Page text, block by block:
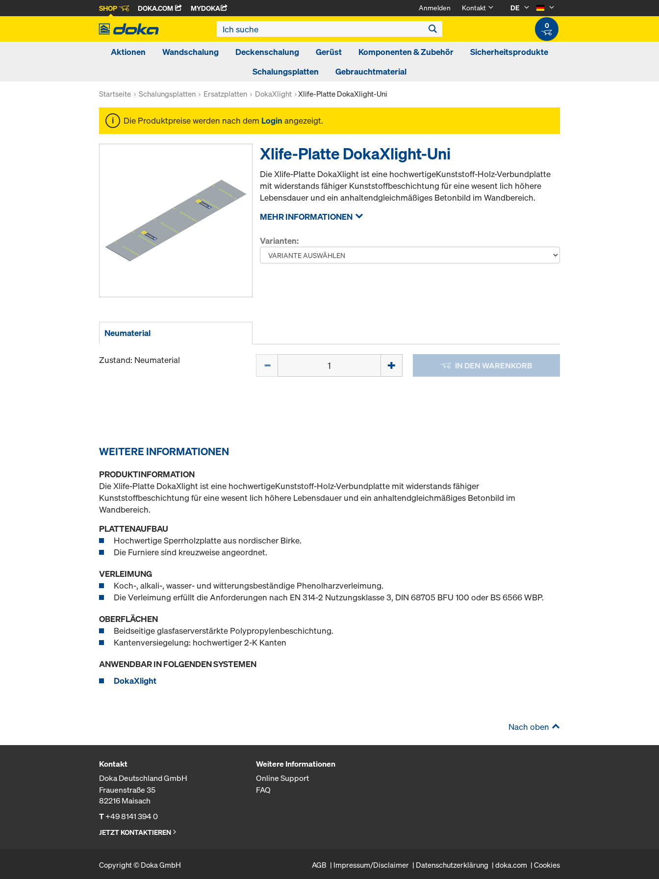
SHOP DOKA.COM MYDOKA Anmelden Kontakt
DE
0
Aktionen Wandschalung Deckenschalung Gerüst Komponenten & Zubehör
Sicherheitsprodukte
Schalungsplatten
Gebrauchtmaterial
Startseite Schalungsplatten Ersatzplatten DokaXlight Xlife-Platte DokaXlight-Uni
Die Produktpreise werden nach dem Login angezeigt.
Xlife-Platte DokaXlight-Uni
Die Xlife-Platte DokaXlight ist eine hochwertigeKunststoff-Holz-Verbundplatte
mit widerstands fähiger Kunststoffbeschichtung für eine wesent lich höhere
Lebensdauer und ein anhaltendgleichmäßiges Betonbild im Wandbereich.
MEHR INFORMATIONEN
Varianten:
Neumaterial
Zustand: Neumaterial IN DEN WARENKORB
WEITERE INFORMATIONEN
PRODUKTINFORMATION
Die Xlife-Platte DokaXlight ist eine hochwertigeKunststoff-Holz-Verbundplatte mit widerstands fähiger
Kunststoffbeschichtung für eine wesent lich höhere Lebensdauer und ein anhaltendgleichmäßiges Betonbild im
Wandbereich.
PLATTENAUFBAU
Hochwertige Sperrholzplatte aus nordischer Birke.
Die Furniere sind kreuzweise angeordnet.
VERLEIMUNG
Koch-, alkali-, wasser- und witterungsbeständige Phenolharzverleimung.
Die Verleimung erfüllt die Anforderungen nach EN 314-2 Nutzungsklasse 3, DIN 68705 BFU 100 oder BS 6566 WBP.
OBERFLÄCHEN
Beidseitige glasfaserverstärkte Polypropylenbeschichtung.
Kantenversiegelung: hochwertiger 2-K Kanten
ANWENDBAR IN FOLGENDEN SYSTEMEN
DokaXlight
Nach oben
Kontakt
Doka Deutschland GmbH
Frauenstraße 35
82216 Maisach
T+49 8141 394 0
JETZT KONTAKTIEREN
Weitere Informationen
Online Support
FAQ
Copyright © Doka GmbH AGB Impressum/Disclaimer Datenschutzerklärung doka.com Cookies